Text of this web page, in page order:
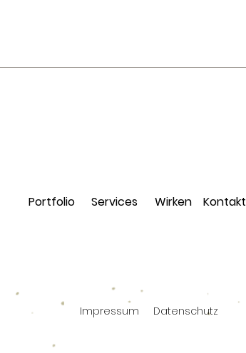
Portfolio Services Wirken Kontakt
Impressum Datenschutz